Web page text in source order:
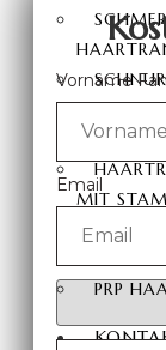
MIT
PRP
Vorname
Email